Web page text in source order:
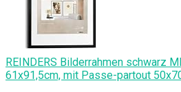
REINDERS Bilderrahmen schwarz
61x91,5cm, mit Passe-partout